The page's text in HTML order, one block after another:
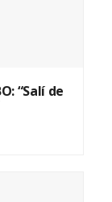
“Salí de